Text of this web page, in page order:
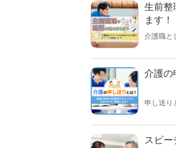
生前整
ます！
介護職と
でしょ
介護の
申し送り
意事項
スピー